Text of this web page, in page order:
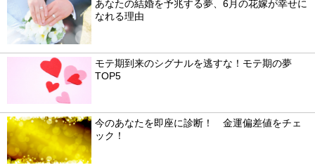
あなたの結婚を予兆する夢、6月の花嫁が幸せに
なれる理由
モテ期到来のシグナルを逃すな！モテ期の夢
TOP5
今のあなたを即座に診断！ 金運偏差値をチェ
ック！